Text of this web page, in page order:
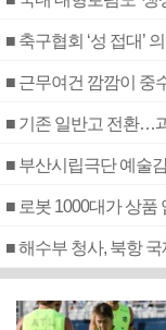
■ 근무여건 깜깜이 중
■ 기존 일반고 전환…
■ 부산시립극단 예술
■ 로봇 1000대가 상
■ 해수부 청사, 북항